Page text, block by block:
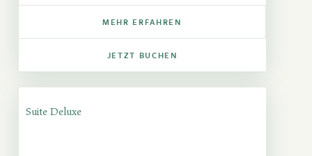
MEHR ERFAHREN
JETZT BUCHEN
Suite Deluxe